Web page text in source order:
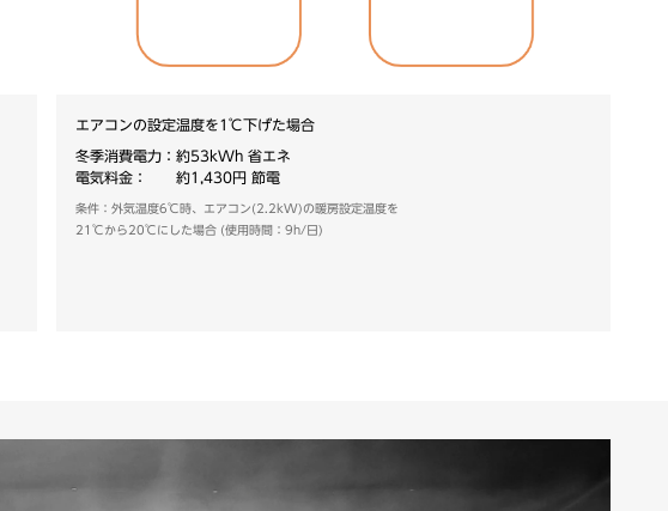
エアコンの設定温度を1℃下げた場合
冬季消費電力：約53kWh 省エネ
電気料金： 約1,430円 節電
条件：外気温度6℃時、エアコン(2.2kW)の暖房設定温度を
21℃から20℃にした場合 (使用時間：9h/日)